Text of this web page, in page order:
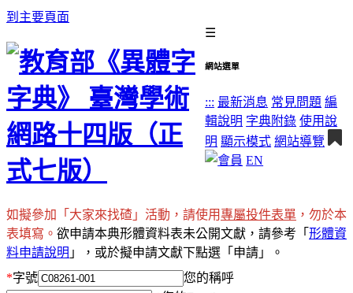
到主要頁面
☰
網站選單
::: 最新消息 常見問題 編
輯說明 字典附錄 使用說
明 顯示模式 網站導覽
EN
如擬參加「大家來找碴」活動，請使用專屬投件表單 ，勿於本
表填寫。 欲申請本典形體資料表未公開文獻，請參考「 形體資
料申請說明 」，或於擬申請文獻下點選「申請」。
*字號
您的稱呼